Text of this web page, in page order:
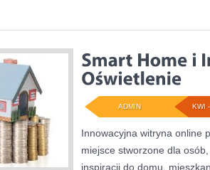
KWI
ADMIN
Innowacyjna witryna online
miejsce stworzone dla
inspiracji do domu,